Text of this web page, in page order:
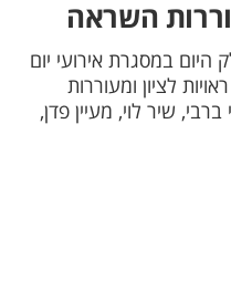
השראה
לשנת 2023 חולק היום במסגרת אירועי יום
לציון ומעוררות
שיר לוי, מעיין פדן,